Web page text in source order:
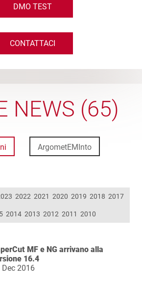
DMO TEST
CONTATTACI
NEWS (65)
ArgometEMInto
2022 2021 2020 2019 2018 2017
2014 2013 2012 2011 2010
MF e NG arrivano alla
16.4
Dec 2016